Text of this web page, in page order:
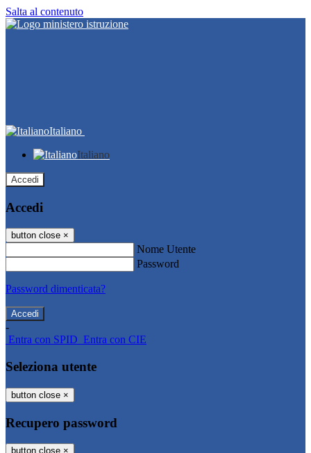
Salta al contenuto
Italiano
Italiano
Accedi
Accedi
button close ×
Nome Utente
Password
Password dimenticata?
-
Entra con SPID Entra con CIE
Seleziona utente
button close ×
Recupero password
button close ×